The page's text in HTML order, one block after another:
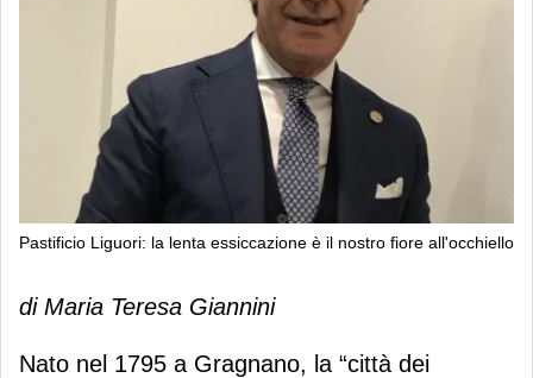
Pastificio Liguori: la lenta essiccazione è il nostro fiore all'occhiello
Pastificio Liguori: la lenta
essiccazione è il nostro fiore
all'occhiello
di Maria Teresa Giannini
Nato nel 1795 a Gragnano, la “città dei